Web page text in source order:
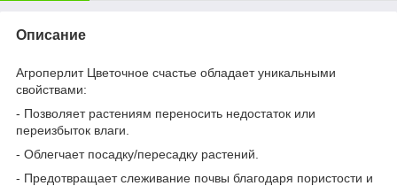
Описание
Агроперлит Цветочное счастье обладает уникальными
свойствами:
- Позволяет растениям переносить недостаток или
переизбыток влаги.
- Облегчает посадку/пересадку растений.
- Предотвращает слеживание почвы благодаря пористости и